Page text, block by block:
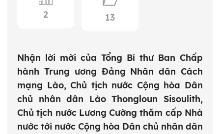
2 13
Nhận lời mời của Tổng Bí thư Ban Chấp
hành Trung ương Đảng Nhân dân Cách
mạng Lào, Chủ tịch nước Cộng hòa Dân
chủ nhân dân Lào Thongloun Sisoulith,
Chủ tịch nước Lương Cường thăm cấp Nhà
nước tới nước Cộng hòa Dân chủ nhân dân